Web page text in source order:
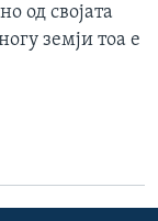
од својата
земји тоа е